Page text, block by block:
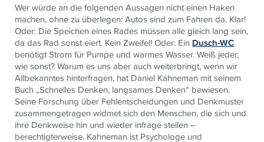
Wer würde an die folgenden Aussagen nicht einen Haken
machen, ohne zu überlegen: Autos sind zum Fahren da. Klar!
Oder: Die Speichen eines Rades müssen alle gleich lang sein,
da das Rad sonst eiert. Kein Zweifel! Oder: Ein Dusch-WC
benötigt Strom für Pumpe und warmes Wasser. Weiß jeder,
wie sonst? Warum es uns aber auch weiterbringt, wenn wir
Allbekanntes hinterfragen, hat Daniel Kahneman mit seinem
Buch „Schnelles Denken, langsames Denken“ bewiesen.
Seine Forschung über Fehlentscheidungen und Denkmuster
zusammengetragen widmet sich den Menschen, die sich und
ihre Denkweise hin und wieder infrage stellen –
berechtigterweise. Kahneman ist Psychologe und